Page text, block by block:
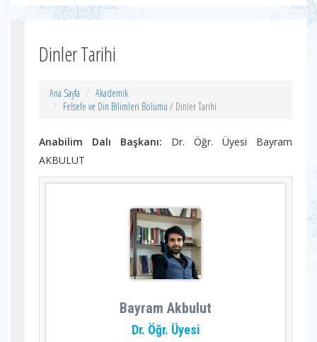
Dinler Tarihi
Ana Sayfa
Akademik
Felsefe ve Din Bilimleri Bölümü / Dinler Tarihi
Anabilim Dalı Başkanı: Dr. Öğr. Üyesi Bayram
AKBULUT
Bayram Akbulut
Dr. Öğr. Üyesi